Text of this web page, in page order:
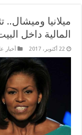
ميلانيا
المالية داخل
22 أكتوبر، 2017 أخبار